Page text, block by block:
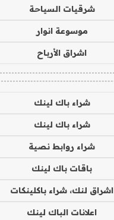
شرقيات السياحة
موسوعة انوار
اشراق الأرباح
شراء باك لينك
شراء باك لينك
شراء روابط نصية
باقات باك لينك
اشراق لنك، شراء باكلينكات
اعلانات الباك لينك